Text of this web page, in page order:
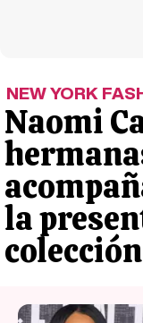
NEW YORK
Naomi
la